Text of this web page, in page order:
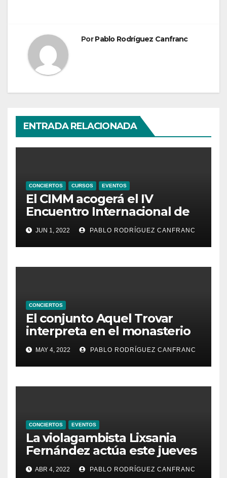
PorPablo Rodríguez Canfranc
ENTRADA RELACIONADA
CONCIERTOS CURSOS EVENTOS
El CIMM acogerá el IV
Encuentro Internacional de
Ministriles
JUN 1, 2022 PABLO RODRÍGUEZ CANFRANC
CONCIERTOS
El conjunto Aquel Trovar
interpreta en el monasterio
de Santa María de la
Valldigna las cantigas de
Alfonso X el Sabio
MAY 4, 2022 PABLO RODRÍGUEZ CANFRANC
CONCIERTOS EVENTOS
La violagambista Lixsania
Fernández actúa este jueves
en el ciclo de música en
ABR 4, 2022 PABLO RODRÍGUEZ CANFRANC